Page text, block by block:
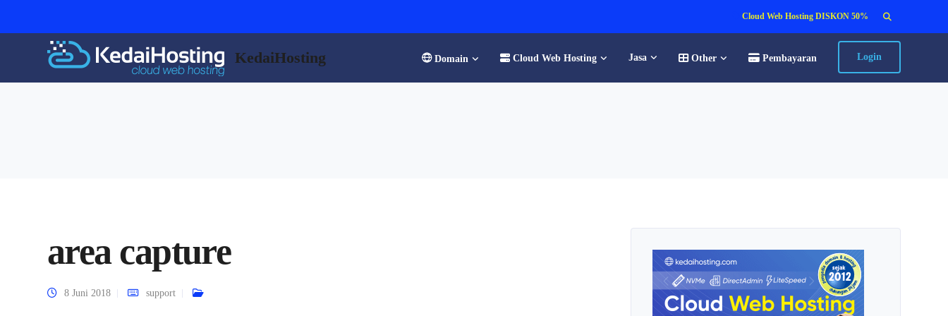
Cloud Web Hosting DISKON 50% Search
for:
KedaiHosting Domain Cloud Web Hosting Jasa Other Pembayaran Login
area capture
8 Juni 2018 support